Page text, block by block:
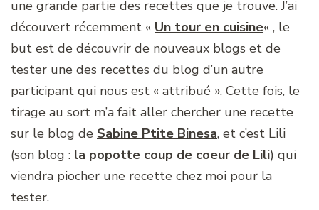
une grande partie des recettes que je trouve. J’ai
découvert récemment « Un tour en cuisine« , le
but est de découvrir de nouveaux blogs et de
tester une des recettes du blog d’un autre
participant qui nous est « attribué ». Cette fois, le
tirage au sort m’a fait aller chercher une recette
sur le blog de Sabine Ptite Binesa, et c’est Lili
(son blog : la popotte coup de coeur de Lili) qui
viendra piocher une recette chez moi pour la
tester.